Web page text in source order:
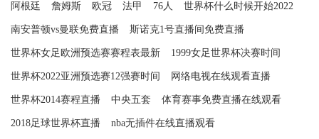
阿根廷 詹姆斯 欧冠 法甲 76人 世界杯什么时候开始2022
南安普顿vs曼联免费直播 斯诺克1号直播间免费直播
世界杯女足欧洲预选赛赛程表最新 1999女足世界杯决赛时间
世界杯2022亚洲预选赛12强赛时间 网络电视在线观看直播
世界杯2014赛程直播 中央五套 体育赛事免费直播在线观看
2018足球世界杯直播 nba无插件在线直播观看